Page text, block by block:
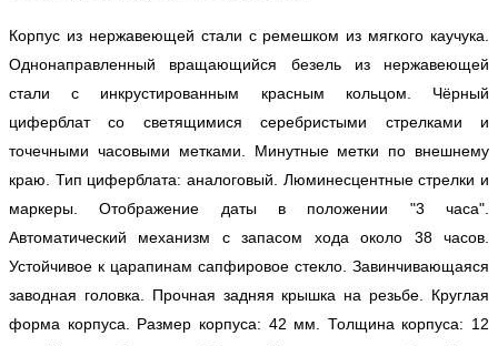
Корпус из нержавеющей стали с ремешком из мягкого каучука.
Однонаправленный вращающийся безель из нержавеющей
стали с инкрустированным красным кольцом. Чёрный
циферблат со светящимися серебристыми стрелками и
точечными часовыми метками. Минутные метки по внешнему
краю. Тип циферблата: аналоговый. Люминесцентные стрелки и
маркеры. Отображение даты в положении "3 часа".
Автоматический механизм с запасом хода около 38 часов.
Устойчивое к царапинам сапфировое стекло. Завинчивающаяся
заводная головка. Прочная задняя крышка на резьбе. Круглая
форма корпуса. Размер корпуса: 42 мм. Толщина корпуса: 12